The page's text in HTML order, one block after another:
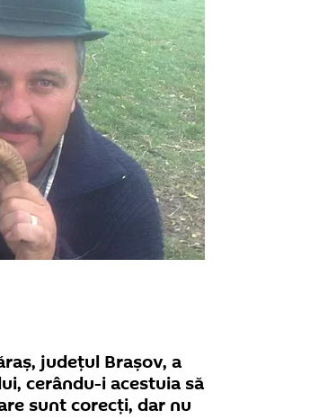
județul Brașov, a
cerându-i acestuia să
sunt corecți, dar nu